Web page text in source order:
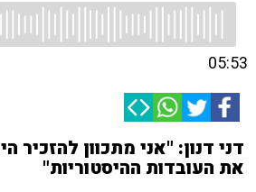
05:53
דני דנון: "אני מתכוון להזכיר
את העובדות ההיסטוריות"